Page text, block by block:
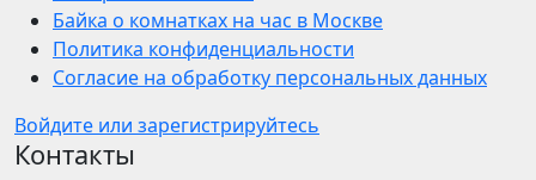
Байка о комнатках на час в Москве
Политика конфиденциальности
Согласие на обработку персональных данных
Войдите или зарегистрируйтесь
Контакты